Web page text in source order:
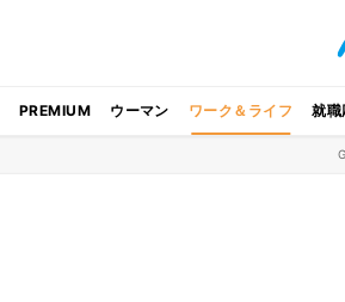
PREMIUM ウーマン ワーク＆ライフ 就職